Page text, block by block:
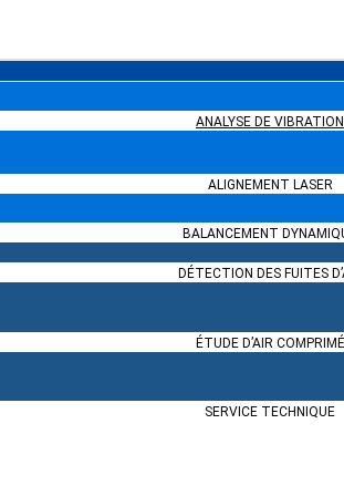
rotatif à vis
ANALYSE DE VIBRATION
ALIGNEMENT LASER
BALANCEMENT
DÉTECTION DES FUITES
ÉTUDE D’AIR COMPRIMÉ
SERVICE TECHNIQUE